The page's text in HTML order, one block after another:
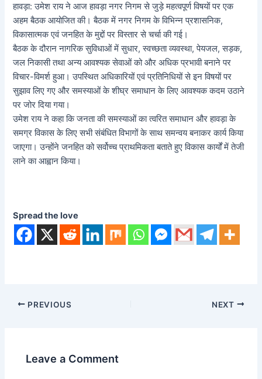
हावड़ा: उमेश राय ने आज हावड़ा नगर निगम से जुड़े महत्वपूर्ण विषयों पर एक
अहम बैठक आयोजित की। बैठक में नगर निगम के विभिन्न प्रशासनिक,
विकासात्मक एवं जनहित के मुद्दों पर विस्तार से चर्चा की गई।
बैठक के दौरान नागरिक सुविधाओं में सुधार, स्वच्छता व्यवस्था, पेयजल, सड़क,
जल निकासी तथा अन्य आवश्यक सेवाओं को और अधिक प्रभावी बनाने पर
विचार-विमर्श हुआ। उपस्थित अधिकारियों एवं प्रतिनिधियों से इन विषयों पर
सुझाव लिए गए और समस्याओं के शीघ्र समाधान के लिए आवश्यक कदम उठाने
पर जोर दिया गया।
उमेश राय ने कहा कि जनता की समस्याओं का त्वरित समाधान और हावड़ा के
समग्र विकास के लिए सभी संबंधित विभागों के साथ समन्वय बनाकर कार्य किया
जाएगा। उन्होंने जनहित को सर्वोच्च प्राथमिकता बताते हुए विकास कार्यों में तेजी
लाने का आह्वान किया।
Spread the love
PREVIOUS NEXT
Leave a Comment